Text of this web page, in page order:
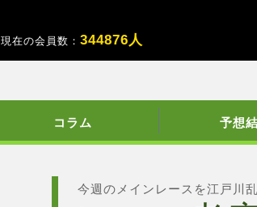
現在の会員数：344876人
コラム 予想
今週のメインレースを江戸川